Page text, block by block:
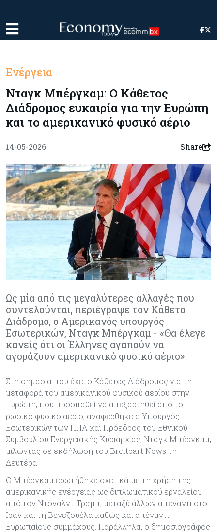
Ενέργεια
Νταγκ Μπέργκαμ: Ο Κάθετος
Διάδρομος ευκαιρία για την Ευρώπη
και το αμερικανικό φυσικό αέριο
14-05-2026 Share
Ως μία από τις μεγαλύτερες αλλαγές που
συντελούνται, περιέγραψε τον Κάθετο
Διάδρομο, ο Αμερικανός υπουργός
Εσωτερικών, Νταγκ Μπέργκαμ - «Θα έλεγε
κανείς ότι οι Έλληνες αγαπούν να
αγοράζουν αμερικανικό φυσικό αέριο»
Στη σημασία που έχει ο Κάθετος Διάδρομος για τη
μεταφορά του αμερικανικού φυσικού αερίου στην
Ευρώπη, που προσπαθεί να απεξαρτηθεί από το
ρωσικό φυσικό αέριο, αναφέρθηκε ο Υπουργός
Εσωτερικών των ΗΠΑ και Πρόεδρος του Εθνικού
Συμβουλίου Ενεργειακής Κυριαρχίας, Νταγκ Μπέργκαμ,
μιλώντας σε εκδήλωση του Breitbart News τη
Δευτέρα.
Ο Μπέργκαμ ερωτήθηκε σχετικά με τη χρήση της
αμερικανικής ενέργειας ως διπλωματικού εργαλείου
από τον Ντόναλντ Τραμπ, μεταξύ άλλων απέναντι στο
Ιράν και τη Βενεζουέλα καθώς και απέναντι
Ευρωπαίους συμμάχους. Παράλληλα, ο δημοσιογράφος